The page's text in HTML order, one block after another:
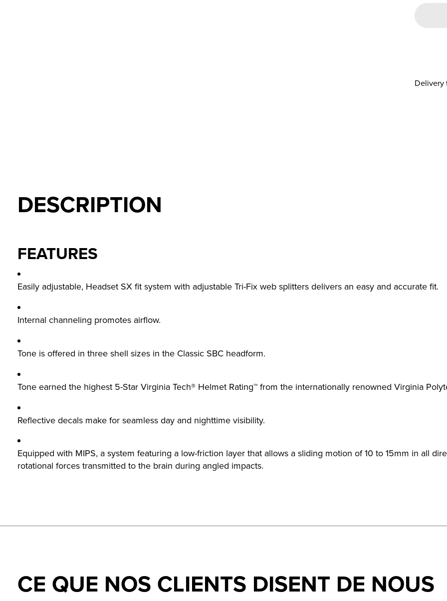
Delivery
DESCRIPTION
FEATURES
Easily adjustable, Headset SX fit system with adjustable Tri-Fix web splitters delivers an easy and accurate fit.
Internal channeling promotes airflow.
Tone is offered in three shell sizes in the Classic SBC headform.
Tone earned the highest 5-Star Virginia Tech® Helmet Rating™ from the internationally renowned Virginia
Reflective decals make for seamless day and nighttime visibility.
Equipped with MIPS, a system featuring a low-friction layer that allows a sliding motion of 10 to 15mm in all
rotational forces transmitted to the brain during angled impacts.
CE QUE NOS CLIENTS DISENT DE NOUS